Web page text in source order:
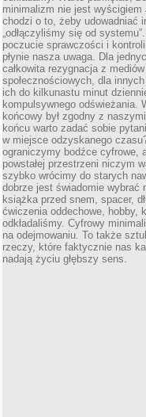
minimalizm nie jest wyścigiem
chodzi o to, żeby udowadniać
„odłączyliśmy się od
poczucie sprawczości i
płynie nasza uwaga. Dla
całkowita rezygnacja z mediów
społecznościowych, dla
ich do kilkunastu minut
kompulsywnego odświeżania.
końcowy był zgodny z
końcu warto zadać sobie
w miejsce odzyskanego
ograniczymy bodźce cyfrowe,
powstałej przestrzeni niczym
szybko wrócimy do starych
dobrze jest świadomie wybrać
książka przed snem, spacer,
ćwiczenia oddechowe, hobby,
odkładaliśmy. Cyfrowy
na odejmowaniu. To także
rzeczy, które faktycznie nas
nadają życiu głębszy sens.